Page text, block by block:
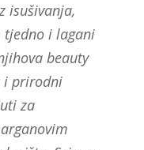
isušivanja,
tjedno i lagani
beauty
i prirodni
za